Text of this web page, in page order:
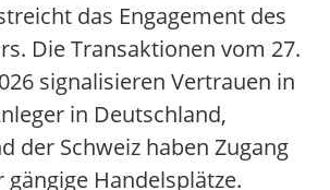
das Engagement des
Die Transaktionen vom 27.
signalisieren Vertrauen in
in Deutschland,
der Schweiz haben Zugang
Handelsplätze.